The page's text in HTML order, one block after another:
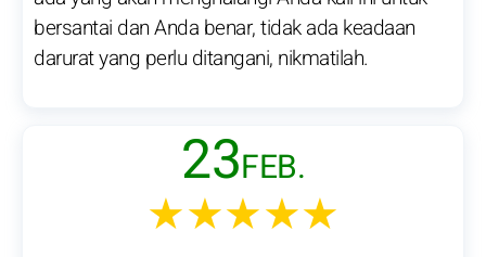
bersantai dan Anda benar, tidak ada keadaan
darurat yang perlu ditangani, nikmatilah.
23FEB.
★★★★★